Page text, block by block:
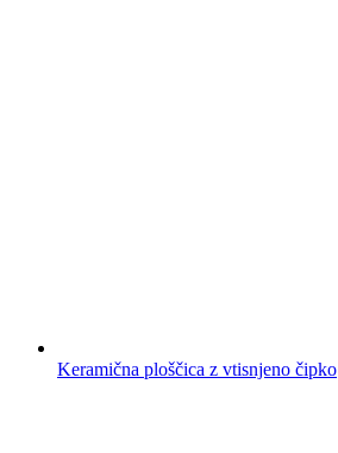
Keramična ploščica z vtisnjeno čipko